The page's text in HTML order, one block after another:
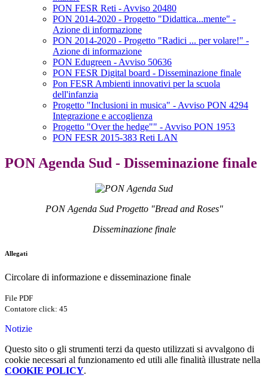
PON FESR Reti - Avviso 20480
PON 2014-2020 - Progetto "Didattica...mente" -
Azione di informazione
PON 2014-2020 - Progetto "Radici ... per volare!" -
Azione di informazione
PON Edugreen - Avviso 50636
PON FESR Digital board - Disseminazione finale
Pon FESR Ambienti innovativi per la scuola
dell'infanzia
Progetto "Inclusioni in musica" - Avviso PON 4294
Integrazione e accoglienza
Progetto "Over the hedge"" - Avviso PON 1953
PON FESR 2015-383 Reti LAN
PON Agenda Sud - Disseminazione finale
PON Agenda Sud Progetto "Bread and Roses"
Disseminazione finale
Allegati
Circolare di informazione e disseminazione finale
File PDF
Contatore click: 45
Notizie
Questo sito o gli strumenti terzi da questo utilizzati si avvalgono di
cookie necessari al funzionamento ed utili alle finalità illustrate nella
COOKIE POLICY.